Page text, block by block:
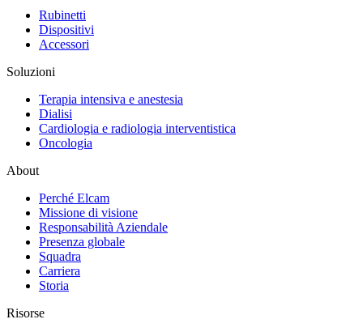
Rubinetti
Dispositivi
Accessori
Soluzioni
Terapia intensiva e anestesia
Dialisi
Cardiologia e radiologia interventistica
Oncologia
About
Perché Elcam
Missione di visione
Responsabilità Aziendale
Presenza globale
Squadra
Carriera
Storia
Risorse